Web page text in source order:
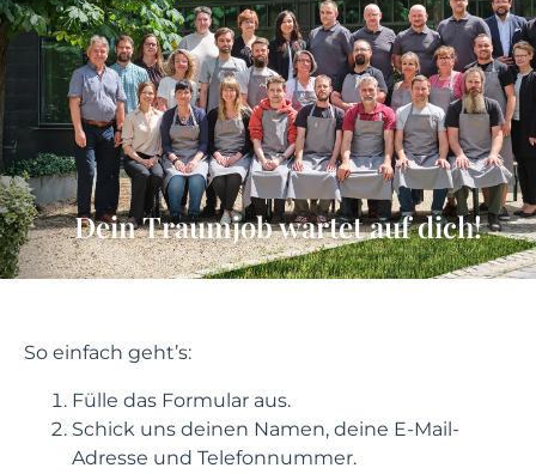
Dein Traumjob wartet auf dich!
So einfach geht’s:
Fülle das Formular aus.
Schick uns deinen Namen, deine E-Mail-
Adresse und Telefonnummer.